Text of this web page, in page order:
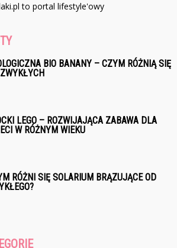
to portal lifestyle'owy
BIO BANANY – CZYM RÓŻNIĄ SIĘ
LEGO – ROZWIJAJĄCA ZABAWA DLA
W RÓŻNYM WIEKU
RÓŻNI SIĘ SOLARIUM BRĄZUJĄCE OD